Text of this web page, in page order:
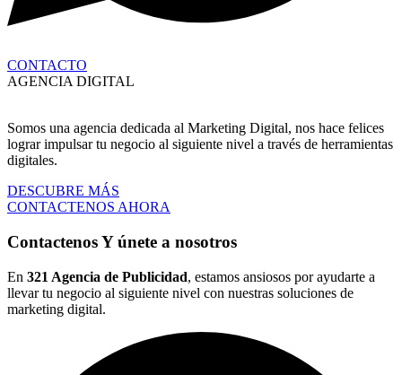
CONTACTO
AGENCIA DIGITAL
Somos una agencia dedicada al Marketing Digital, nos hace felices
lograr impulsar tu negocio al siguiente nivel a través de herramientas
digitales.
DESCUBRE MÁS
CONTACTENOS AHORA
ContactenosY únete a nosotros
En 321 Agencia de Publicidad, estamos ansiosos por ayudarte a
llevar tu negocio al siguiente nivel con nuestras soluciones de
marketing digital.